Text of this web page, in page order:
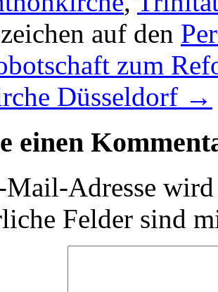
auf den
zum
Düsseldorf →
einen
Mail-Adresse
Felder sind